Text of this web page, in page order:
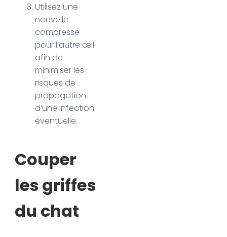
Utilisez une
nouvelle
compresse
pour l’autre œil
afin de
minimiser les
risques de
propagation
d’une infection
éventuelle.
Couper
les griffes
du chat